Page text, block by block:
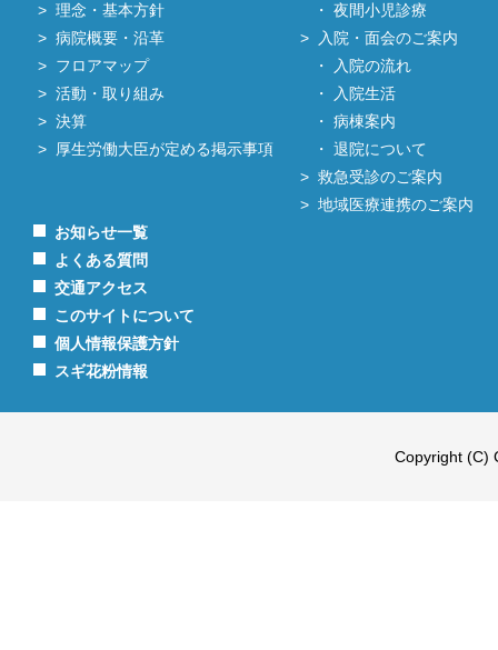
理念・基本方針
病院概要・沿革
フロアマップ
活動・取り組み
決算
厚生労働大臣が定める掲示事項
夜間小児診療
入院・面会のご案内
入院の流れ
入院生活
病棟案内
退院について
救急受診のご案内
地域医療連携のご案内
お知らせ一覧
よくある質問
交通アクセス
このサイトについて
個人情報保護方針
スギ花粉情報
Copyright (C)